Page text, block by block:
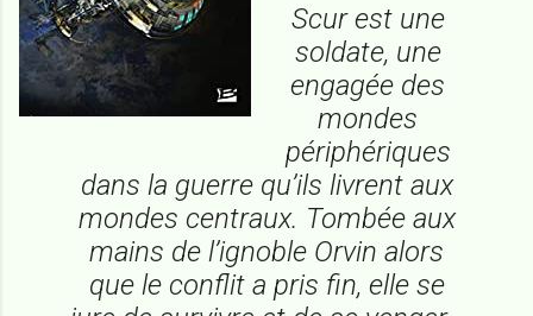
Scur est une
soldate, une
engagée des
mondes
périphériques
dans la guerre qu’ils livrent aux
mondes centraux. Tombée aux
mains de l’ignoble Orvin alors
que le conflit a pris fin, elle se